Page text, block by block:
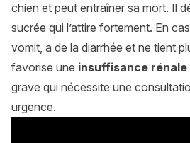
chien et peut entraîner sa mort. Il
sucrée qui l’attire fortement. En
vomit, a de la diarrhée et ne tient
favorise une insuffisance rénale
grave qui nécessite une
urgence.